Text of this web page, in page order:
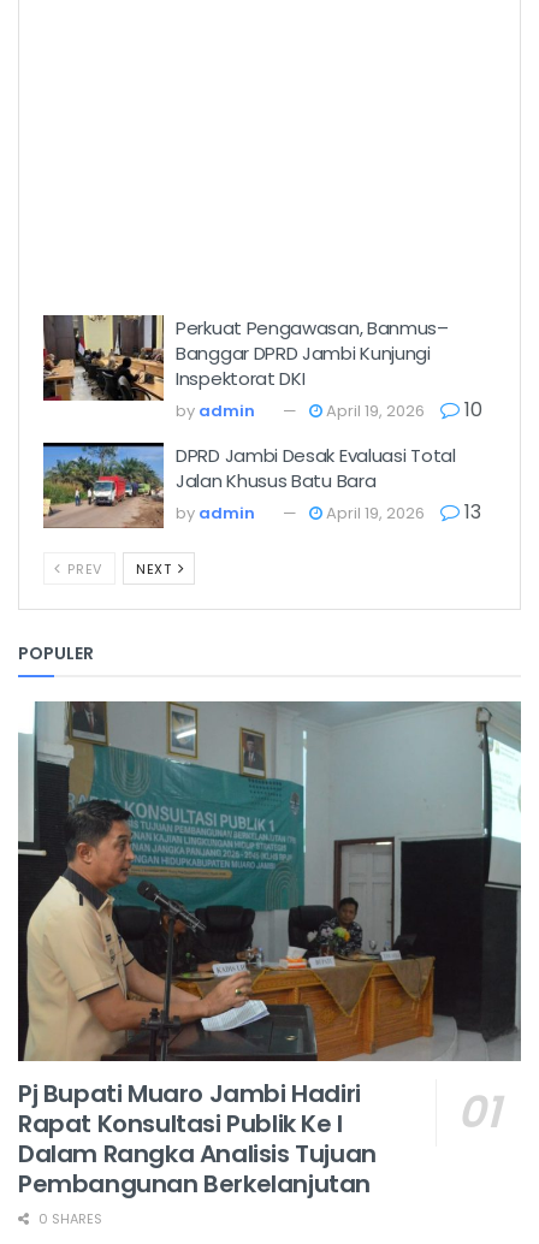
Perkuat Pengawasan, Banmus–
Banggar DPRD Jambi Kunjungi
Inspektorat DKI
by admin April 19, 2026 10
DPRD Jambi Desak Evaluasi Total
Jalan Khusus Batu Bara
by admin April 19, 2026 13
PREV NEXT
POPULER
Pj Bupati Muaro Jambi Hadiri
Rapat Konsultasi Publik Ke I
Dalam Rangka Analisis Tujuan
Pembangunan Berkelanjutan
0 SHARES